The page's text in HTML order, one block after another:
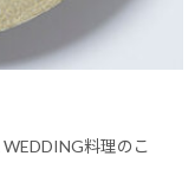
料理のこ